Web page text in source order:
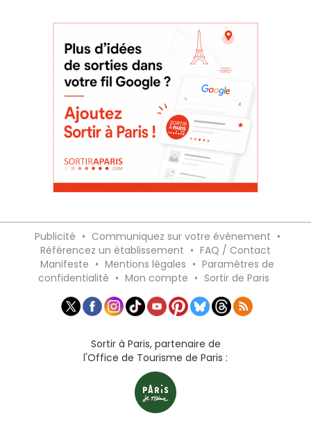
Publicité • Communiquez sur votre événement •
Référencez un établissement • FAQ / Contact
Manifeste • Mentions légales • Paramètres de
confidentialité • Mon compte • Sortir de Paris
Sortir à Paris, partenaire de
l'Office de Tourisme de Paris :